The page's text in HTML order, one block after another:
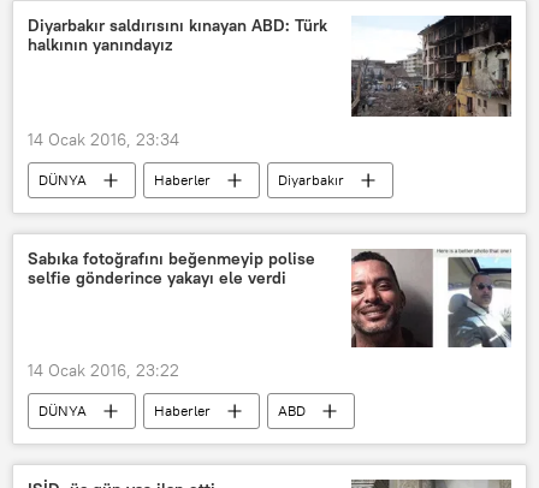
Diyanet İşleri Başkanlığı
Diyarbakır saldırısını kınayan ABD: Türk
halkının yanındayız
14 Ocak 2016, 23:34
DÜNYA Haberler
Diyarbakır
ABD
TÜRKİYE
John Kirby
NATO
Sabıka fotoğrafını beğenmeyip polise
selfie gönderince yakayı ele verdi
14 Ocak 2016, 23:22
DÜNYA Haberler
ABD
Selfie